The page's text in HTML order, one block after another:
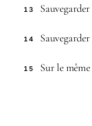
13
14
15 Sur le